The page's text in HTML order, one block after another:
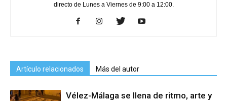
directo de Lunes a Viernes de 9:00 a 12:00.
Artículo relacionados Más del autor
Vélez-Málaga se llena de ritmo, arte y